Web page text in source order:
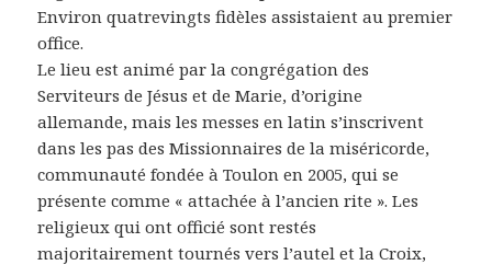
Environ quatrevingts fidèles assistaient au premier
office.
Le lieu est animé par la congrégation des
Serviteurs de Jésus et de Marie, d’origine
allemande, mais les messes en latin s’inscrivent
dans les pas des Missionnaires de la miséricorde,
communauté fondée à Toulon en 2005, qui se
présente comme « attachée à l’ancien rite ». Les
religieux qui ont officié sont restés
majoritairement tournés vers l’autel et la Croix,